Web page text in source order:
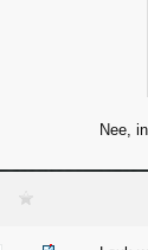
Nee,